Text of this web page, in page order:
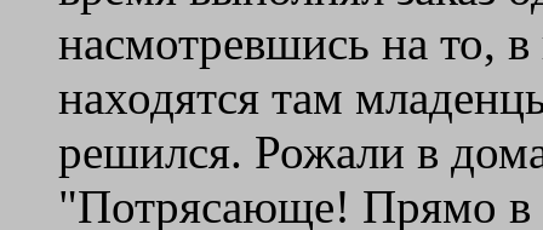
насмотревшись на то,
находятся там
решился. Рожали в
"Потрясающе! Прямо